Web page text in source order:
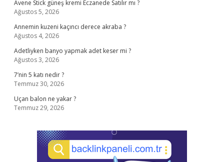
Avene Stick güneş kremi Eczanede Satılır mı ?
Ağustos 5, 2026
Annemin kuzeni kaçıncı derece akraba ?
Ağustos 4, 2026
Adetliyken banyo yapmak adet keser mi ?
Ağustos 3, 2026
7’nin 5 katı nedir ?
Temmuz 30, 2026
Uçan balon ne yakar ?
Temmuz 29, 2026